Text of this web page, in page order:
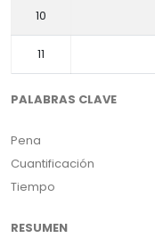
10
11
PALABRAS CLAVE
Pena
Cuantificación
Tiempo
RESUMEN